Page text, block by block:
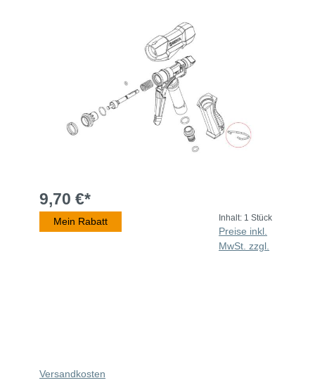
9,70 €*
Mein Rabatt Inhalt: 1 Stück
Preise inkl.
MwSt. zzgl.
Versandkosten